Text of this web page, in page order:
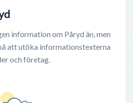
information om Påryd än, men
att utöka informationstexterna
och företag.